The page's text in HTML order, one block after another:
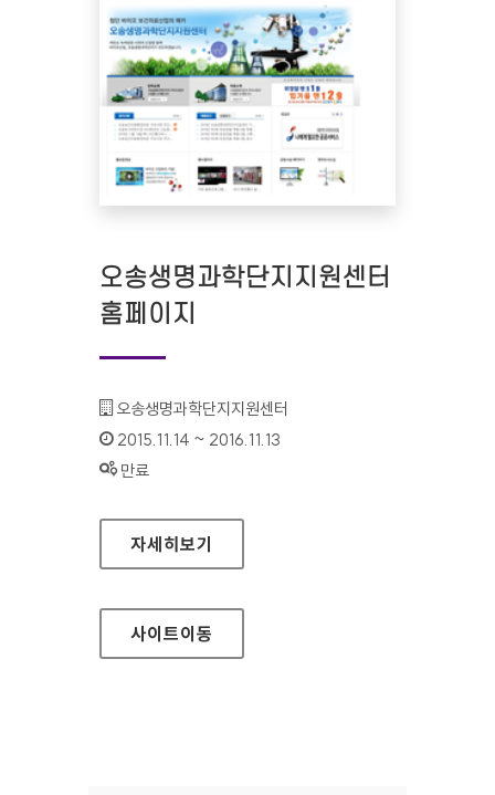
오송생명과학단지지원센터
홈페이지
기관명 :
오송생명과학단지지원센터
인증기간 :
2015.11.14 ~ 2016.11.13
상태 :
만료
오송생명과학단지지원센터 홈페이지
자세히보기
사이트이동